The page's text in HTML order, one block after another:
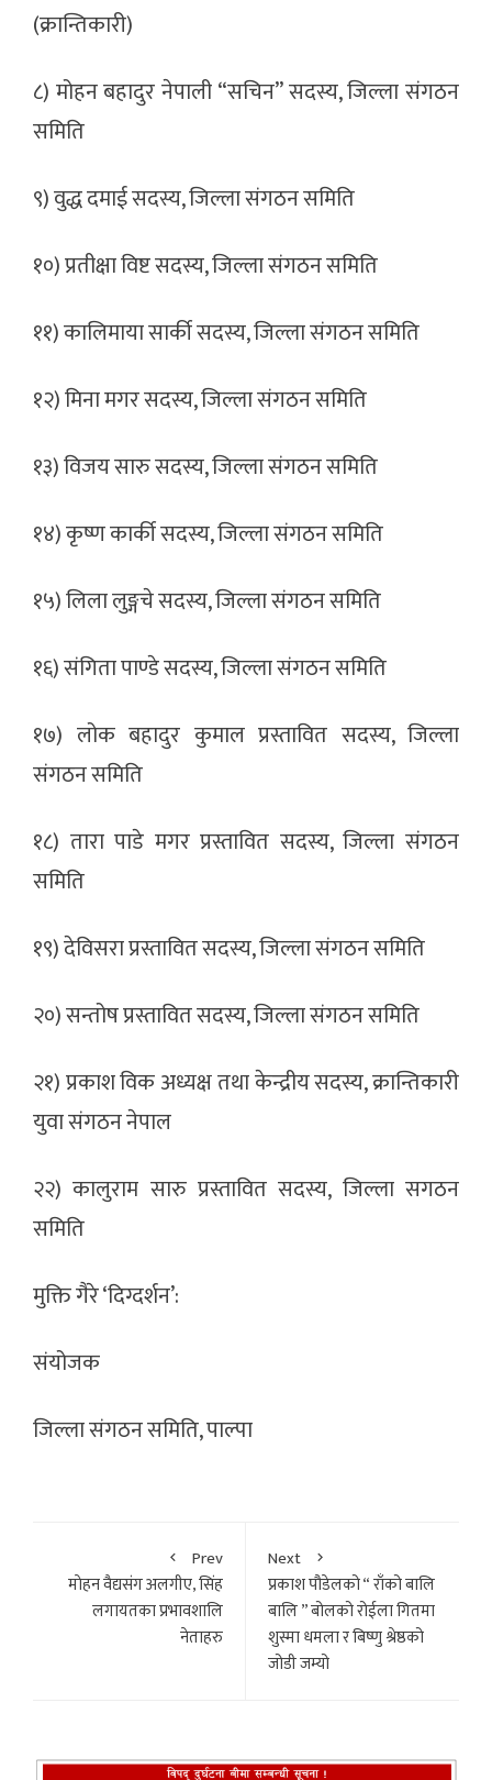
(क्रान्तिकारी)
८) मोहन बहादुर नेपाली “सचिन” सदस्य, जिल्ला संगठन
समिति
९) वुद्ध दमाई सदस्य, जिल्ला संगठन समिति
१०) प्रतीक्षा विष्ट सदस्य, जिल्ला संगठन समिति
११) कालिमाया सार्की सदस्य, जिल्ला संगठन समिति
१२) मिना मगर सदस्य, जिल्ला संगठन समिति
१३) विजय सारु सदस्य, जिल्ला संगठन समिति
१४) कृष्ण कार्की सदस्य, जिल्ला संगठन समिति
१५) लिला लुङ्गचे सदस्य, जिल्ला संगठन समिति
१६) संगिता पाण्डे सदस्य, जिल्ला संगठन समिति
१७) लोक बहादुर कुमाल प्रस्तावित सदस्य, जिल्ला
संगठन समिति
१८) तारा पाडे मगर प्रस्तावित सदस्य, जिल्ला संगठन
समिति
१९) देविसरा प्रस्तावित सदस्य, जिल्ला संगठन समिति
२०) सन्तोष प्रस्तावित सदस्य, जिल्ला संगठन समिति
२१) प्रकाश विक अध्यक्ष तथा केन्द्रीय सदस्य, क्रान्तिकारी
युवा संगठन नेपाल
२२) कालुराम सारु प्रस्तावित सदस्य, जिल्ला सगठन
समिति
मुक्ति गैरे ‘दिग्दर्शन’:
संयोजक
जिल्ला संगठन समिति, पाल्पा
Prev
माेहन वैद्यसंग अलगीए, सिंह
लगायतका प्रभावशालि
नेताहरु
Next
प्रकाश पौडेलको “ राँको बालि
बालि ” बोलको रोईला गितमा
शुस्मा धमला र बिष्णु श्रेष्ठको
जोडी जम्यो